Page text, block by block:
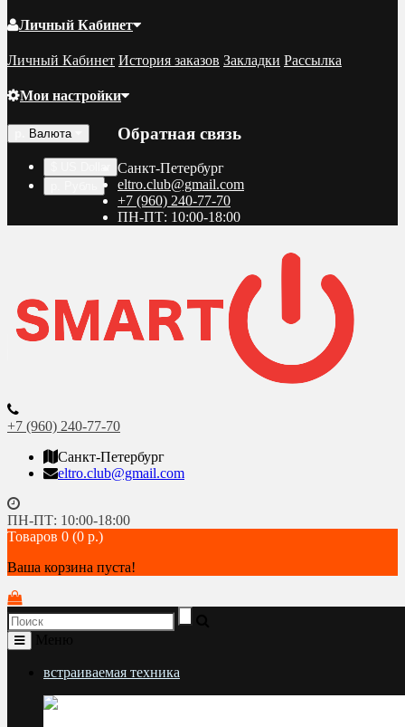
Личный Кабинет
Личный Кабинет История заказов Закладки Рассылка
Мои настройки
Валюта Обратная связь
Санкт-Петербург
eltro.club@gmail.com
+7 (960) 240-77-70
ПН-ПТ: 10:00-18:00
+7 (960) 240-77-70
Санкт-Петербург
eltro.club@gmail.com
ПН-ПТ: 10:00-18:00
Товаров 0 (0 р.)
Ваша корзина пуста!
встраиваемая техника